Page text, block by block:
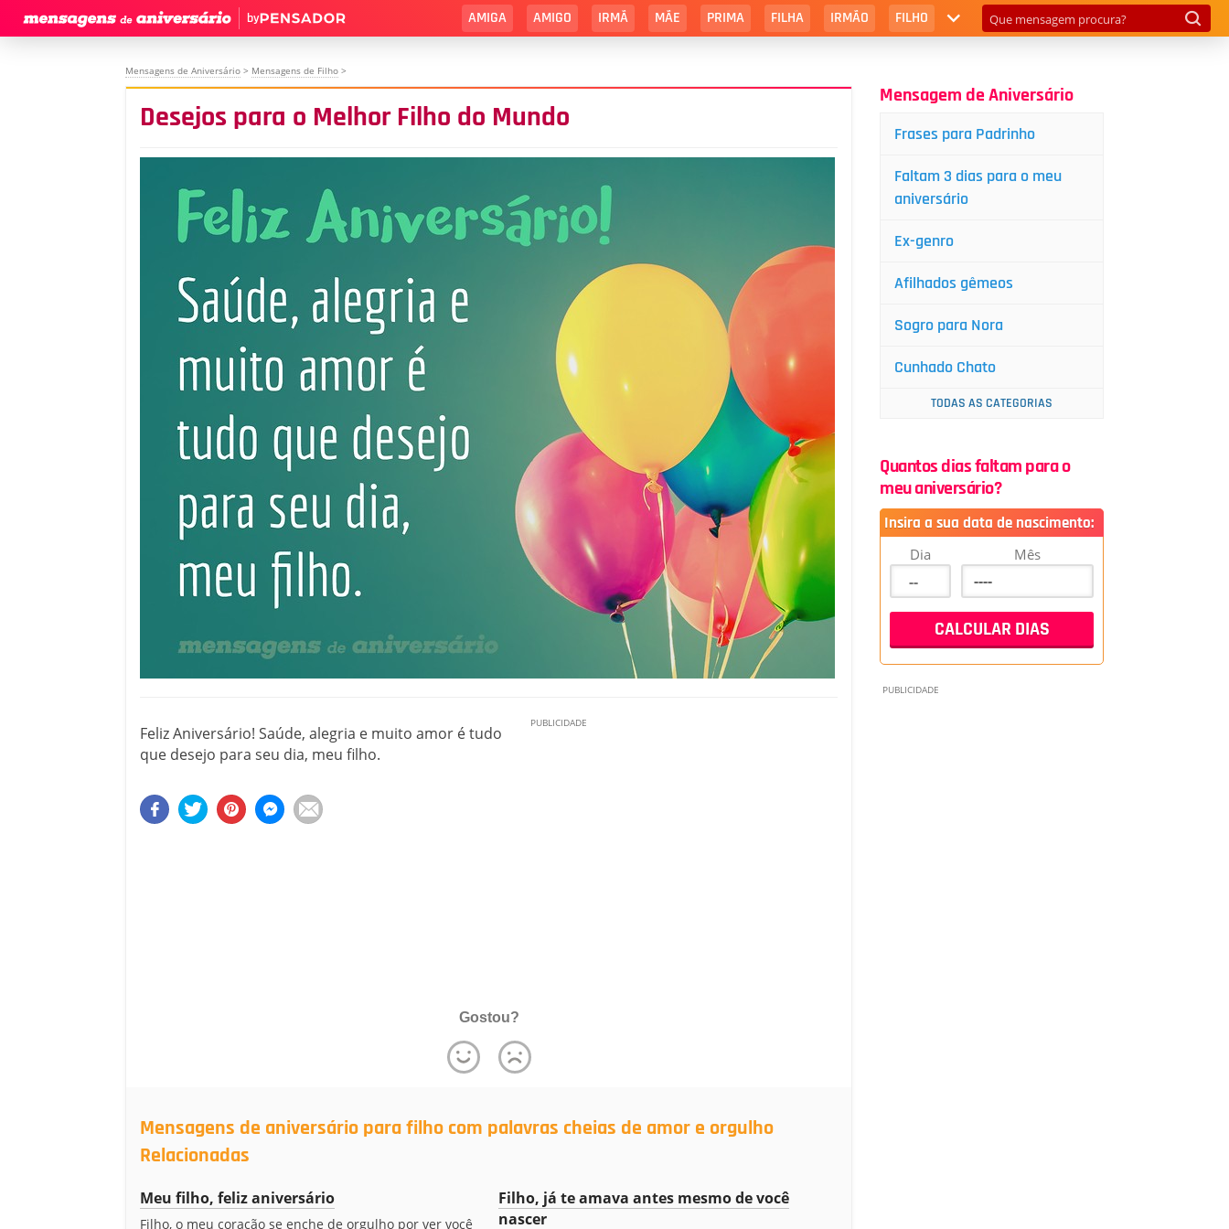
by AMIGA AMIGO IRMÃ MÃE PRIMA FILHA IRMÃO FILHO
Mensagens de Aniversário > Mensagens de Filho >
Desejos para o Melhor Filho do Mundo
Feliz Aniversário! Saúde, alegria e muito amor é tudo
que desejo para seu dia, meu filho.
Gostou?
Mensagens de aniversário para filho com palavras cheias de amor e orgulho
Relacionadas
Meu filho, feliz aniversário
Filho, o meu coração se enche de orgulho por ver você
Filho, já te amava antes mesmo de você
nascer
Mensagem de Aniversário
Frases para Padrinho
Faltam 3 dias para o meu
aniversário
Ex-genro
Afilhados gêmeos
Sogro para Nora
Cunhado Chato
TODAS AS CATEGORIAS
Quantos dias faltam para o
meu aniversário?
Insira a sua data de nascimento:
Dia Mês